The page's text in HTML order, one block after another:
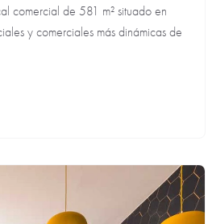
comercial de 581 m² situado en
y comerciales más dinámicas de